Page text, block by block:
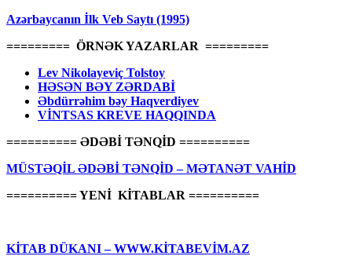
Azərbaycanın İlk Veb Saytı (1995)
========= ÖRNƏK YAZARLAR =========
Lev Nikolayeviç Tolstoy
HƏSƏN BƏY ZƏRDABİ
Əbdürrəhim bəy Haqverdiyev
VİNTSAS KREVE HAQQINDA
========== ƏDƏBİ TƏNQİD ==========
MÜSTƏQİL ƏDƏBİ TƏNQİD – MƏTANƏT VAHİD
========== YENİ KİTABLAR ==========
KİTAB DÜKANI – WWW.KİTABEVİM.AZ